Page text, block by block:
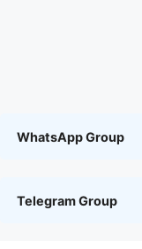
WhatsApp Group
Telegram Group